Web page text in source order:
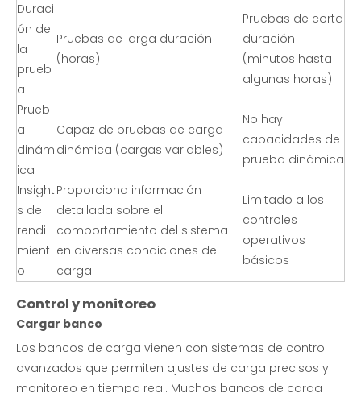
Duraci
ón de
la
prueb
a
Pruebas de larga duración
(horas)
Pruebas de corta
duración
(minutos hasta
algunas horas)
Prueb
a
dinám
ica
Capaz de pruebas de carga
dinámica (cargas variables)
No hay
capacidades de
prueba dinámica
Insight
s de
rendi
mient
o
Proporciona información
detallada sobre el
comportamiento del sistema
en diversas condiciones de
carga
Limitado a los
controles
operativos
básicos
Control y monitoreo
Cargar banco
Los bancos de carga vienen con sistemas de control
avanzados que permiten ajustes de carga precisos y
monitoreo en tiempo real. Muchos bancos de carga